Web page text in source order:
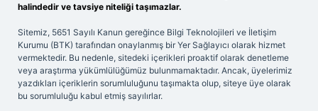
halindedir ve tavsiye niteliği taşımazlar.
Sitemiz, 5651 Sayılı Kanun gereğince Bilgi Teknolojileri ve İletişim
Kurumu (BTK) tarafından onaylanmış bir Yer Sağlayıcı olarak hizmet
vermektedir. Bu nedenle, sitedeki içerikleri proaktif olarak denetleme
veya araştırma yükümlülüğümüz bulunmamaktadır. Ancak, üyelerimiz
yazdıkları içeriklerin sorumluluğunu taşımakta olup, siteye üye olarak
bu sorumluluğu kabul etmiş sayılırlar.